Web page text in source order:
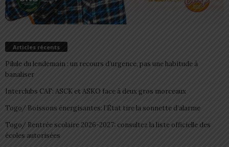
Articles récents
Pilule du lendemain : un recours d’urgence, pas une habitude à
banaliser
Interclubs CAF: ASCK et ASKO face à deux gros morceaux
Togo/ Boissons énergisantes: l’État tire la sonnette d’alarme
Togo/ Rentrée scolaire 2026-2027: consultez la liste officielle des
écoles autorisées